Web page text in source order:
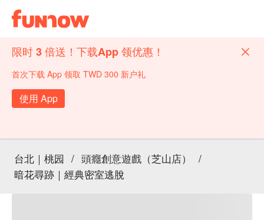
限时 3 倍送！下载App 领优惠！
首次下载 App 领取 TWD 300 新户礼
使用 App
台北｜桃园 / 頭癮創意遊戲（芝山店）
/
暗花尋跡｜經典密室逃脫